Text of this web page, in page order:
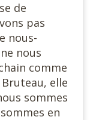
de
pas
nous-
nous
comme
elle
sommes
en